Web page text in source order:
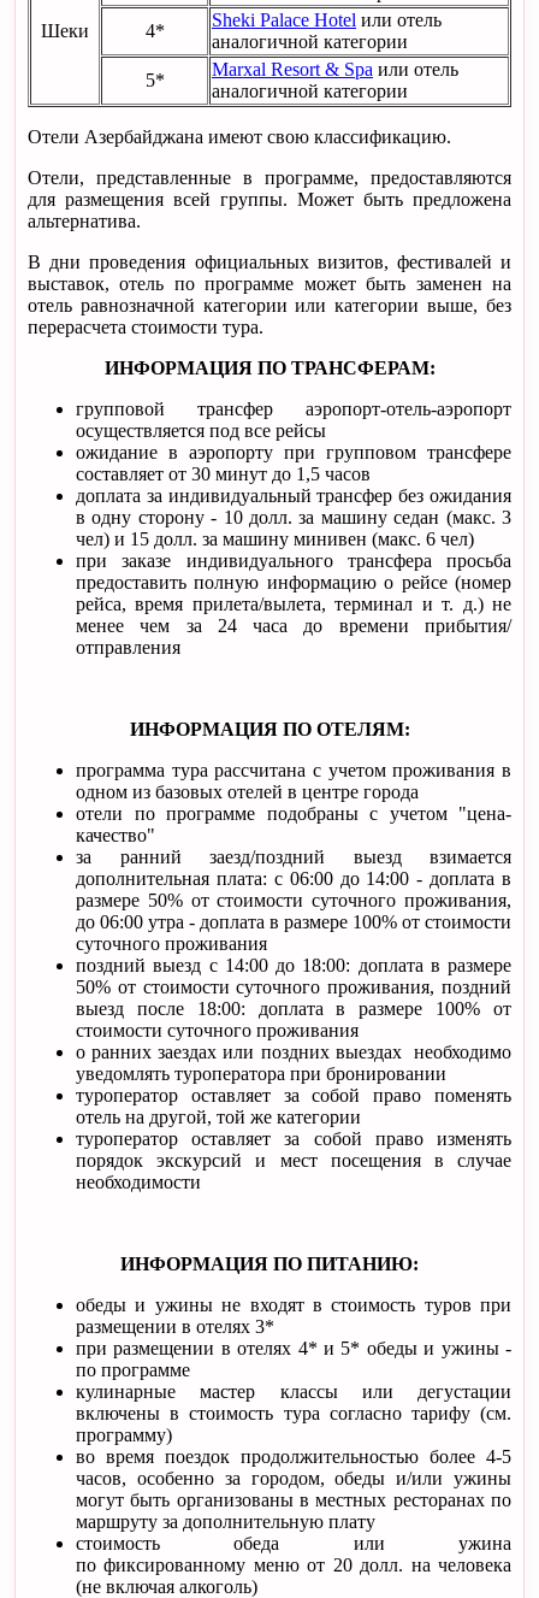
Шеки
4*
Sheki Palace Hotel или отель
аналогичной категории
5*
Marxal Resort & Spa или отель
аналогичной категории
Отели Азербайджана имеют свою классификацию.
Отели, представленные в программе, предоставляются
для размещения всей группы. Может быть предложена
альтернатива.
В дни проведения официальных визитов, фестивалей и
выставок, отель по программе может быть заменен на
отель равнозначной категории или категории выше, без
перерасчета стоимости тура.
ИНФОРМАЦИЯ ПО ТРАНСФЕРАМ:
групповой трансфер аэропорт-отель-аэропорт
осуществляется под все рейсы
ожидание в аэропорту при групповом трансфере
составляет от 30 минут до 1,5 часов
доплата за индивидуальный трансфер без ожидания
в одну сторону - 10 долл. за машину седан (макс. 3
чел) и 15 долл. за машину минивен (макс. 6 чел)
при заказе индивидуального трансфера просьба
предоставить полную информацию о рейсе (номер
рейса, время прилета/вылета, терминал и т. д.) не
менее чем за 24 часа до времени прибытия/
отправления
ИНФОРМАЦИЯ ПО ОТЕЛЯМ:
программа тура рассчитана с учетом проживания в
одном из базовых отелей в центре города
отели по программе подобраны с учетом "цена-
качество"
за ранний заезд/поздний выезд взимается
дополнительная плата: с 06:00 до 14:00 - доплата в
размере 50% от стоимости суточного проживания,
до 06:00 утра - доплата в размере 100% от стоимости
суточного проживания
поздний выезд с 14:00 до 18:00: доплата в размере
50% от стоимости суточного проживания, поздний
выезд после 18:00: доплата в размере 100% от
стоимости суточного проживания
о ранних заездах или поздних выездах необходимо
уведомлять туроператора при бронировании
туроператор оставляет за собой право поменять
отель на другой, той же категории
туроператор оставляет за собой право изменять
порядок экскурсий и мест посещения в случае
необходимости
ИНФОРМАЦИЯ ПО ПИТАНИЮ:
обеды и ужины не входят в стоимость туров при
размещении в отелях 3*
при размещении в отелях 4* и 5* обеды и ужины -
по программе
кулинарные мастер классы или дегустации
включены в стоимость тура согласно тарифу (см.
программу)
во время поездок продолжительностью более 4-5
часов, особенно за городом, обеды и/или ужины
могут быть организованы в местных ресторанах по
маршруту за дополнительную плату
стоимость обеда или ужина
по фиксированному меню от 20 долл. на человека
(не включая алкоголь)